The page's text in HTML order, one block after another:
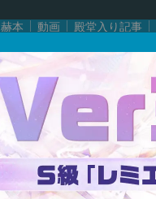
赫本 動画 殿堂入り記事